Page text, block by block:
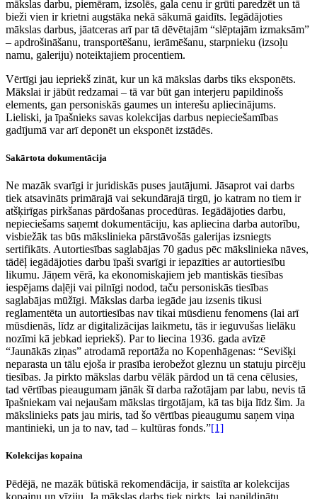
mākslas darbu, piemēram, izsolēs, gala cenu ir grūti paredzēt un tā
bieži vien ir krietni augstāka nekā sākumā gaidīts. Iegādājoties
mākslas darbus, jāatceras arī par tā dēvētajām “slēptajām izmaksām”
– apdrošināšanu, transportēšanu, ierāmēšanu, starpnieku (izsoļu
namu, galeriju) noteiktajiem procentiem.
Vērtīgi jau iepriekš zināt, kur un kā mākslas darbs tiks eksponēts.
Mākslai ir jābūt redzamai – tā var būt gan interjeru papildinošs
elements, gan personiskās gaumes un interešu apliecinājums.
Lieliski, ja īpašnieks savas kolekcijas darbus nepieciešamības
gadījumā var arī deponēt un eksponēt izstādēs.
Sakārtota dokumentācija
Ne mazāk svarīgi ir juridiskās puses jautājumi. Jāsaprot vai darbs
tiek atsavināts primārajā vai sekundārajā tirgū, jo katram no tiem ir
atšķirīgas pirkšanas pārdošanas procedūras. Iegādājoties darbu,
nepieciešams saņemt dokumentāciju, kas apliecina darba autorību,
visbiežāk tas būs mākslinieka pārstāvošās galerijas izsniegts
sertifikāts. Autortiesības saglabājas 70 gadus pēc mākslinieka nāves,
tādēļ iegādājoties darbu īpaši svarīgi ir iepazīties ar autortiesību
likumu. Jāņem vērā, ka ekonomiskajiem jeb mantiskās tiesības
iespējams daļēji vai pilnīgi nodod, taču personiskās tiesības
saglabājas mūžīgi. Mākslas darba iegāde jau izsenis tikusi
reglamentēta un autortiesības nav tikai mūsdienu fenomens (lai arī
mūsdienās, līdz ar digitalizācijas laikmetu, tās ir ieguvušas lielāku
nozīmi kā jebkad iepriekš). Par to liecina 1936. gada avīzē
“Jaunākās ziņas” atrodamā reportāža no Kopenhāgenas: “Sevišķi
neparasta un tālu ejoša ir prasība ierobežot gleznu un statuju pircēju
tiesības. Ja pirkto mākslas darbu vēlāk pārdod un tā cena cēlusies,
tad vērtības pieaugumam jānāk šī darba ražotājam par labu, nevis tā
īpašniekam vai nejaušam mākslas tirgotājam, kā tas bija līdz šim. Ja
mākslinieks pats jau miris, tad šo vērtības pieaugumu saņem viņa
mantinieki, un ja to nav, tad – kultūras fonds.”[1]
Kolekcijas kopaina
Pēdējā, ne mazāk būtiskā rekomendācija, ir saistīta ar kolekcijas
kopainu un vīziju. Ja mākslas darbs tiek pirkts, lai papildinātu